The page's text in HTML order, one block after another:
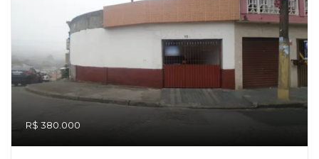
R$ 380.000